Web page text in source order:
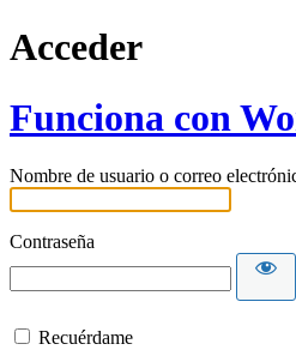
Acceder
Funciona con
Nombre de usuario o correo
Contraseña
Recuérdame